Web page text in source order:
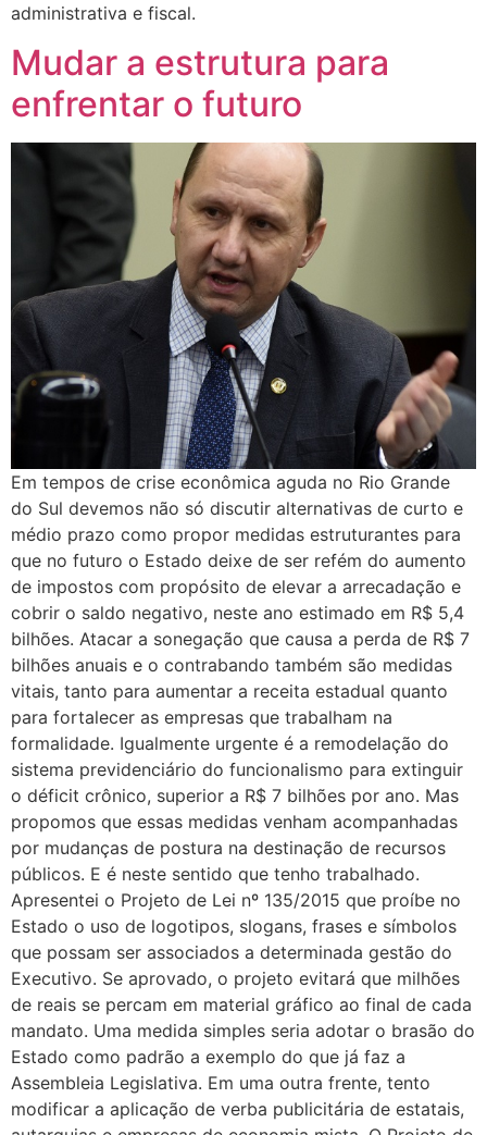
administrativa e fiscal.
Mudar a estrutura para
enfrentar o futuro
Em tempos de crise econômica aguda no Rio Grande
do Sul devemos não só discutir alternativas de curto e
médio prazo como propor medidas estruturantes para
que no futuro o Estado deixe de ser refém do aumento
de impostos com propósito de elevar a arrecadação e
cobrir o saldo negativo, neste ano estimado em R$ 5,4
bilhões. Atacar a sonegação que causa a perda de R$ 7
bilhões anuais e o contrabando também são medidas
vitais, tanto para aumentar a receita estadual quanto
para fortalecer as empresas que trabalham na
formalidade. Igualmente urgente é a remodelação do
sistema previdenciário do funcionalismo para extinguir
o déficit crônico, superior a R$ 7 bilhões por ano. Mas
propomos que essas medidas venham acompanhadas
por mudanças de postura na destinação de recursos
públicos. E é neste sentido que tenho trabalhado.
Apresentei o Projeto de Lei nº 135/2015 que proíbe no
Estado o uso de logotipos, slogans, frases e símbolos
que possam ser associados a determinada gestão do
Executivo. Se aprovado, o projeto evitará que milhões
de reais se percam em material gráfico ao final de cada
mandato. Uma medida simples seria adotar o brasão do
Estado como padrão a exemplo do que já faz a
Assembleia Legislativa. Em uma outra frente, tento
modificar a aplicação de verba publicitária de estatais,